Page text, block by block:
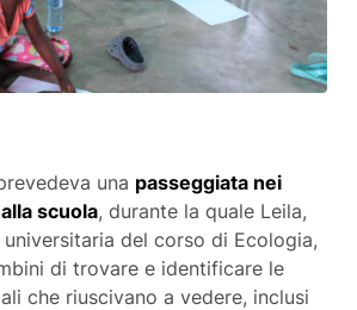
una passeggiata nei
scuola, durante la quale Leila,
universitaria del corso di Ecologia,
di trovare e identificare le
che riuscivano a vedere, inclusi